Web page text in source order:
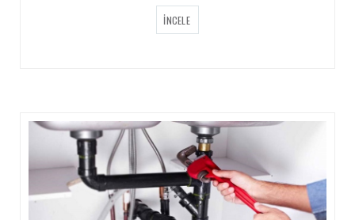
İNCELE